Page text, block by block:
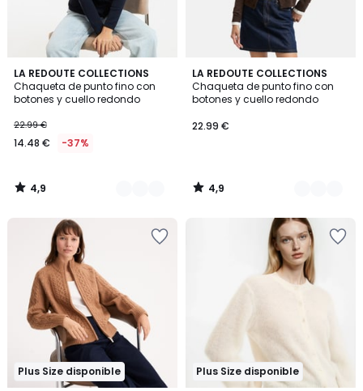
LA REDOUTE COLLECTIONS
Chaqueta de punto fino con
botones y cuello redondo
22.99 €
14.48 € -37%
4,9
/ 5
2
Colores
4,9
/
LA REDOUTE COLLECTIONS
Chaqueta de punto fino con
botones y cuello redondo
22.99 €
4,9
/ 5
3
Colores
4,9
/
Plus Size disponible Plus Size disponible